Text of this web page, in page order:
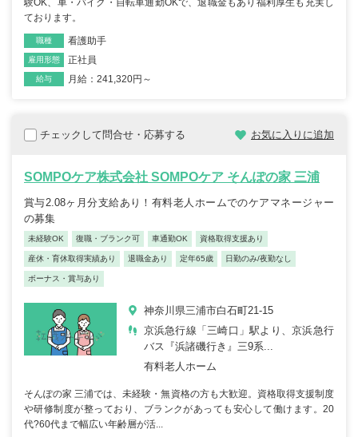
験OK、車・バイク・自転車通勤OKで、退職金もあり福利厚生も充実し
ております。
職種 看護助手
雇用形態 正社員
給与 月給：241,320円～
チェックして問合せ・応募する お気に入りに追加
SOMPOケア株式会社 SOMPOケア そんぽの家 三浦
賞与2.08ヶ月分支給あり！有料老人ホームでのケアマネージャー
の募集
未経験OK 復職・ブランク可 車通勤OK 資格取得支援あり
産休・育休取得実績あり 退職金あり 定年65歳 日勤のみ/夜勤なし
ボーナス・賞与あり
神奈川県三浦市白石町21-15
京浜急行線「三崎口」駅より、京浜急行
バス『浜諸磯行き』三9系...
有料老人ホーム
そんぽの家 三浦では、未経験・無資格の方も大歓迎。資格取得支援制度
や研修制度が整っており、ブランクがあっても安心して働けます。20
代?60代まで幅広い年齢層が活...